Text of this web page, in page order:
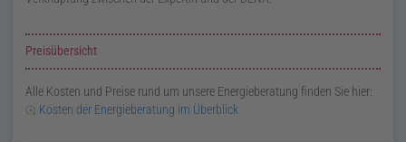
Preisübersicht
Alle Kosten und Preise rund um unsere Energieberatung finden Sie hier:
Kosten der Energieberatung im Überblick